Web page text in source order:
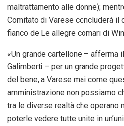
maltrattamento alle donne);
Comitato di Varese concluderà il
fianco de Le allegre comari di
«Un grande cartellone – afferma
Galimberti – per un grande
del bene, a Varese mai come
amministrazione non possiamo
tra le diverse realtà che operano
poterle vedere tutte unite in